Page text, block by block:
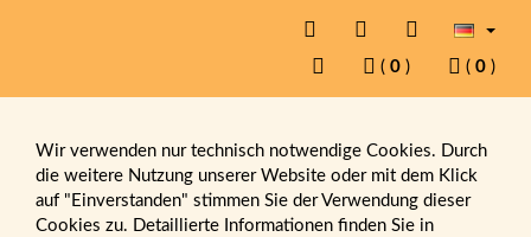
( 0 ) ( 0 )
Wir verwenden nur technisch notwendige Cookies. Durch
die weitere Nutzung unserer Website oder mit dem Klick
auf "Einverstanden" stimmen Sie der Verwendung dieser
Cookies zu. Detaillierte Informationen finden Sie in